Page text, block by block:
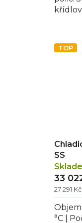
TOP
SS
27 291
33
°C |